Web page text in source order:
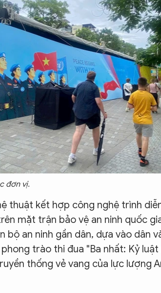
đơn vị.
thuật kết hợp công nghệ trình
mặt trận bảo vệ an ninh quốc
bộ an ninh gần dân, dựa vào dân
trào thi đua "Ba nhất: Kỷ
thống vẻ vang của lực lượng